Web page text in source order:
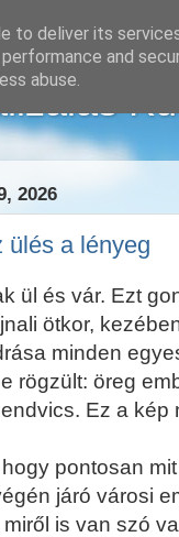
2026
ülés a lényeg
ül és vár. Ezt
ötkor,
minden
rögzült: öreg
Ez a kép
pontosan
járó városi
is van szó
to deliver its
and
abuse.